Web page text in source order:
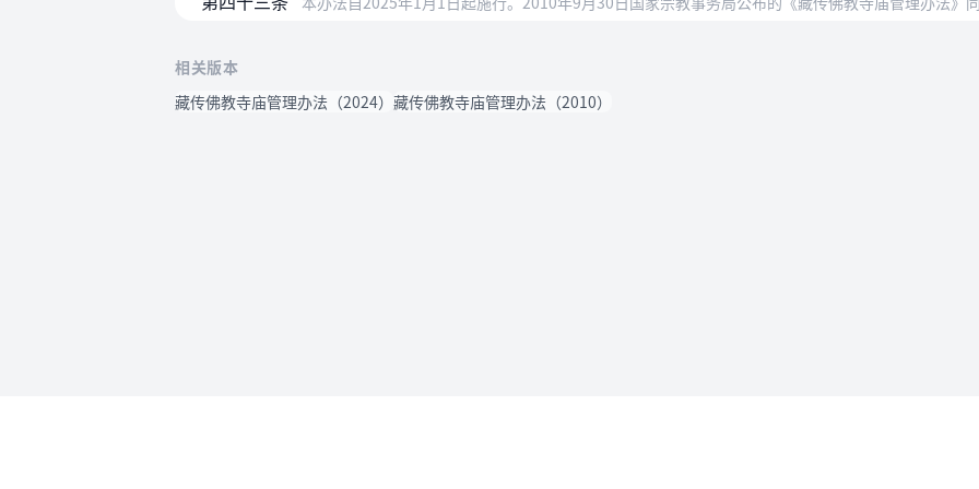
相关版本
藏传佛教寺庙管理办法（2024） 藏传佛教寺庙管理办法（2010）